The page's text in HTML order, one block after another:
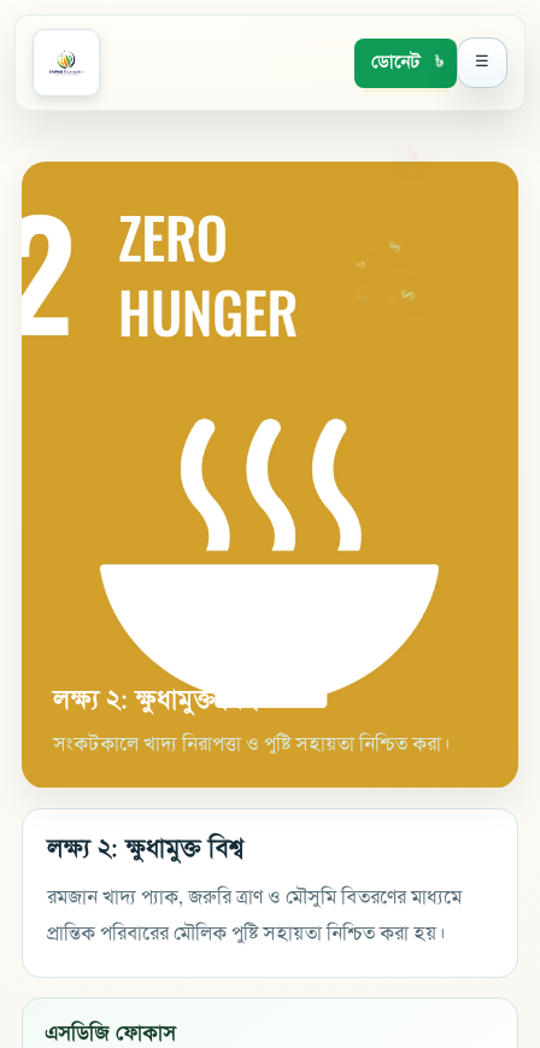
৳$
$
ডোনেট ☰
লক্ষ্য ২: ক্ষুধামুক্ত বিশ্ব
সংকটকালে খাদ্য নিরাপত্তা ও পুষ্টি সহায়তা নিশ্চিত করা।
লক্ষ্য ২: ক্ষুধামুক্ত বিশ্ব
রমজান খাদ্য প্যাক, জরুরি ত্রাণ ও মৌসুমি বিতরণের মাধ্যমে
প্রান্তিক পরিবারের মৌলিক পুষ্টি সহায়তা নিশ্চিত করা হয়।
এসডিজি ফোকাস